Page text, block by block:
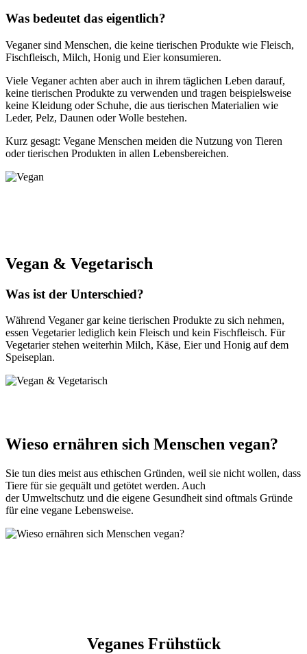
Was bedeutet das eigentlich?
Veganer sind Menschen, die keine tierischen Produkte wie Fleisch,
Fischfleisch, Milch, Honig und Eier konsumieren.
Viele Veganer achten aber auch in ihrem täglichen Leben darauf,
keine tierischen Produkte zu verwenden und tragen beispielsweise
keine Kleidung oder Schuhe, die aus tierischen Materialien wie
Leder, Pelz, Daunen oder Wolle bestehen.
Kurz gesagt: Vegane Menschen meiden die Nutzung von Tieren
oder tierischen Produkten in allen Lebensbereichen.
Vegan & Vegetarisch
Was ist der Unterschied?
Während Veganer gar keine tierischen Produkte zu sich nehmen,
essen Vegetarier lediglich kein Fleisch und kein Fischfleisch. Für
Vegetarier stehen weiterhin Milch, Käse, Eier und Honig auf dem
Speiseplan.
Wieso ernähren sich Menschen vegan?
Sie tun dies meist aus ethischen Gründen, weil sie nicht wollen, dass
Tiere für sie gequält und getötet werden. Auch
der Umweltschutz und die eigene Gesundheit sind oftmals Gründe
für eine vegane Lebensweise.
Veganes Frühstück